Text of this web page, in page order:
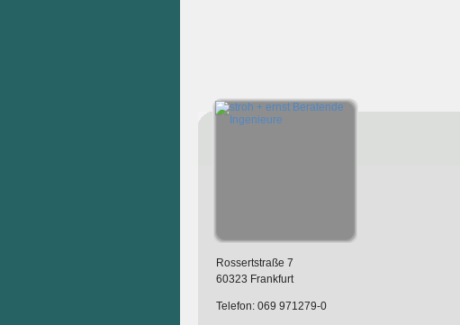
Rossertstraße 7
60323 Frankfurt
Telefon: 069 971279-0